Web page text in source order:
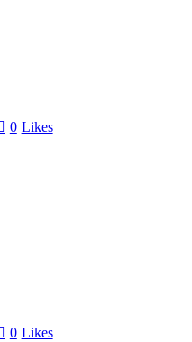
0 Likes
0 Likes